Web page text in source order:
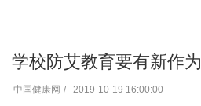
学校防艾教育要有新作为
中国健康网 2019-10-19 16:00:00